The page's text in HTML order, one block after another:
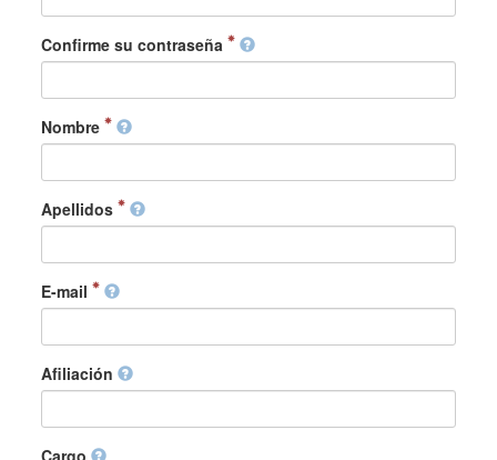
Confirme su contraseña
Nombre
Apellidos
E-mail
Afiliación
Cargo